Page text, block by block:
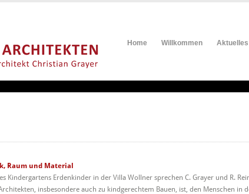
Home Willkommen Aktuelles
Raum und Material
Kindergartens Erdenkinder in der Villa Wollner sprechen C. Grayer und R.
insbesondere auch zu kindgerechtem Bauen, ist, den Menschen